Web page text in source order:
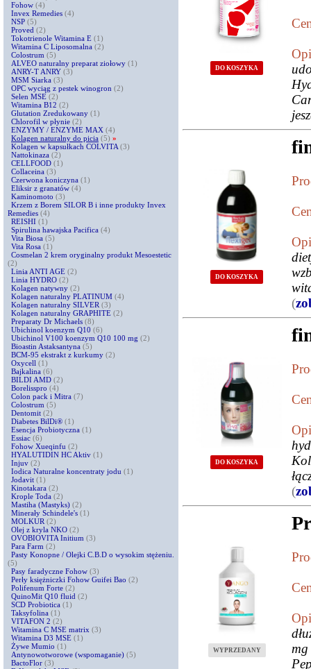
Fohow (4)
Invex Remedies (4)
NSP (5)
Proved (2)
Tokotrienole Witamina E (1)
Witamina C Liposomalna (2)
Colostrum (5)
ALVEO naturalny preparat ziołowy (1)
ANRY-T ANRY (3)
MSM Siarka (3)
OPC wyciąg z pestek winogron (2)
Selen MSE (2)
Witamina B12 (2)
Glutation Zredukowany (1)
Chlorofil w płynie (2)
ENZYMY / ENZYME MAX (4)
Kolagen naturalny do picia (5) »
Kolagen w kapsułkach COLVITA (3)
Nattokinaza (2)
CELLFOOD (1)
Collaceina (3)
Czerwona koniczyna (1)
Eliksir z granatów (4)
Kaminomoto (3)
Krzem z Borem SILOR B i inne produkty Invex
Remedies (4)
REISHI (1)
Spirulina hawajska Pacifica (4)
Vita Biosa (5)
Vita Rosa (1)
Cosmelan 2 krem oryginalny produkt Mesoestetic
(2)
Linia ANTI AGE (2)
Linia HYDRO (2)
Kolagen natywny (2)
Kolagen naturalny PLATINUM (4)
Kolagen naturalny SILVER (3)
Kolagen naturalny GRAPHITE (2)
Preparaty Dr Michaels (8)
Ubichinol koenzym Q10 (6)
Ubichinol V100 koenzym Q10 100 mg (2)
Bioastin Astaksantyna (5)
BCM-95 ekstrakt z kurkumy (2)
Oxycell (1)
Bajkalina (6)
BILDI AMD (2)
Borelisspro (4)
Colon pack i Mitra (7)
Colostrum (5)
Dentomit (2)
Diabetes BilDi® (1)
Esencja Probiotyczna (1)
Essiac (6)
Fohow Xueqinfu (2)
HYALUTIDIN HC Aktiv (1)
Injuv (2)
Iodica Naturalne koncentraty jodu (1)
Jodavit (1)
Kinotakara (2)
Krople Toda (2)
Mastiha (Mastyks) (2)
Minerały Schindele's (1)
MOLKUR (2)
Olej z kryla NKO (2)
OVOBIOVITA Initium (3)
Para Farm (2)
Pasty Konopne / Olejki C.B.D o wysokim stężeniu.
(5)
Pasy faradyczne Fohow (3)
Perły księżniczki Fohow Guifei Bao (2)
Polifenum Forte (2)
QuinoMit Q10 fluid (2)
SCD Probiotica (1)
Taksyfolina (1)
VITAFON 2 (2)
Witamina C MSE matrix (3)
Witamina D3 MSE (1)
Żywe Mumio (1)
Antynowotworowe (wspomaganie) (5)
BactoFlor (3)
DO KOSZYKA
DO KOSZYKA
(
DO KOSZYKA
(
WYPRZEDANY